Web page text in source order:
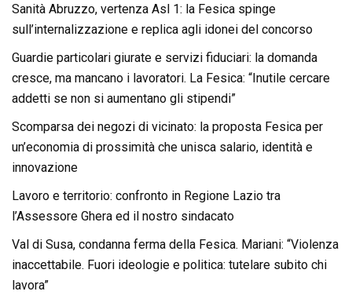
Sanità Abruzzo, vertenza Asl 1: la Fesica spinge
sull’internalizzazione e replica agli idonei del concorso
Guardie particolari giurate e servizi fiduciari: la domanda
cresce, ma mancano i lavoratori. La Fesica: “Inutile cercare
addetti se non si aumentano gli stipendi”
Scomparsa dei negozi di vicinato: la proposta Fesica per
un’economia di prossimità che unisca salario, identità e
innovazione
Lavoro e territorio: confronto in Regione Lazio tra
l’Assessore Ghera ed il nostro sindacato
Val di Susa, condanna ferma della Fesica. Mariani: “Violenza
inaccettabile. Fuori ideologie e politica: tutelare subito chi
lavora”